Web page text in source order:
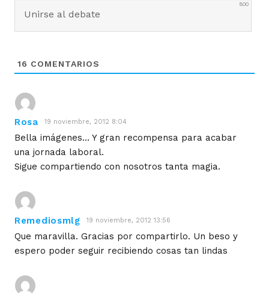
800
16 COMENTARIOS
Rosa 19 noviembre, 2012 8:04
Bella imágenes… Y gran recompensa para acabar
una jornada laboral.
Sigue compartiendo con nosotros tanta magia.
Remediosmlg 19 noviembre, 2012 13:56
Que maravilla. Gracias por compartirlo. Un beso y
espero poder seguir recibiendo cosas tan lindas